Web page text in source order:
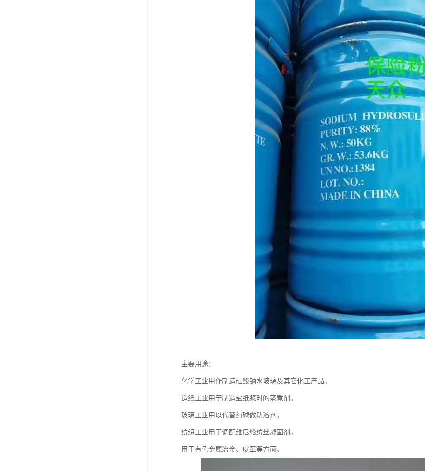
主要用途：
化学工业用作制造硅酸钠水玻璃及其它化工产品。
造纸工业用于制造盐纸浆时的蒸煮剂。
玻璃工业用以代替纯碱做助溶剂。
纺织工业用于调配维尼纶纺丝凝固剂。
用于有色金属冶金、皮革等方面。